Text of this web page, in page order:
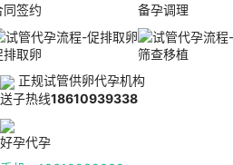
同签约 备孕调理
排取卵
筛查移植
正规试管供卵代孕机构
送子热线18610939338
好孕代孕